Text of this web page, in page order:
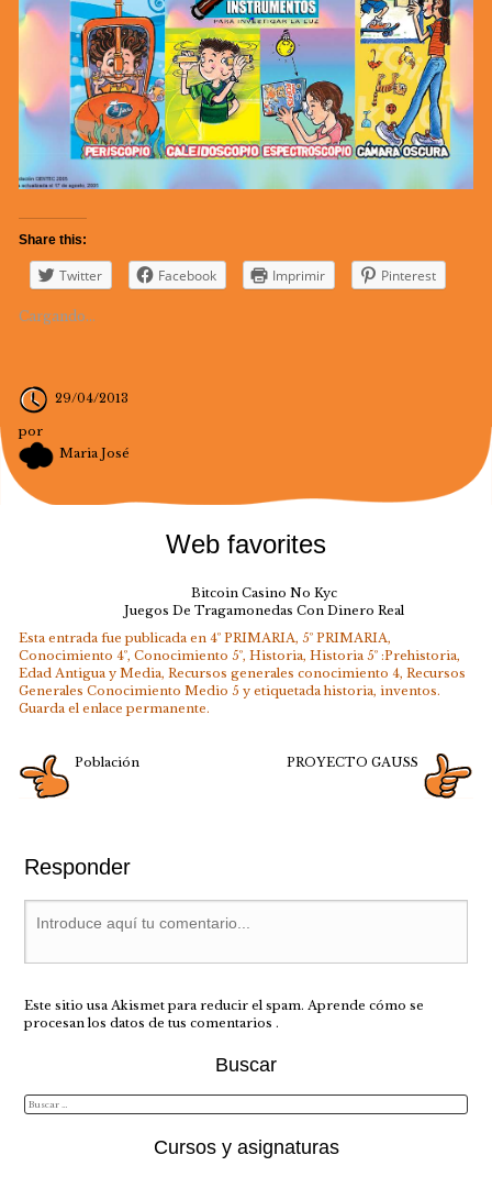
Share this:
Twitter Facebook Imprimir Pinterest
Cargando...
29/04/2013
por
Maria José
Web favorites
Bitcoin Casino No Kyc
Juegos De Tragamonedas Con Dinero Real
Esta entrada fue publicada en 4º PRIMARIA, 5º PRIMARIA,
Conocimiento 4º, Conocimiento 5º, Historia, Historia 5º :Prehistoria,
Edad Antigua y Media, Recursos generales conocimiento 4, Recursos
Generales Conocimiento Medio 5 y etiquetada historia, inventos.
Guarda el enlace permanente.
Población PROYECTO GAUSS
Responder
Este sitio usa Akismet para reducir el spam.Aprende cómo se
procesan los datos de tus comentarios.
Buscar
Cursos y asignaturas